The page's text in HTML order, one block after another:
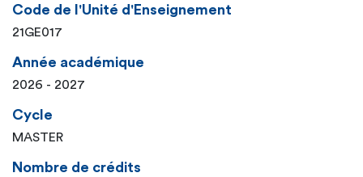
Code de l'Unité d'Enseignement
21GE017
Année académique
2026 - 2027
Cycle
MASTER
Nombre de crédits